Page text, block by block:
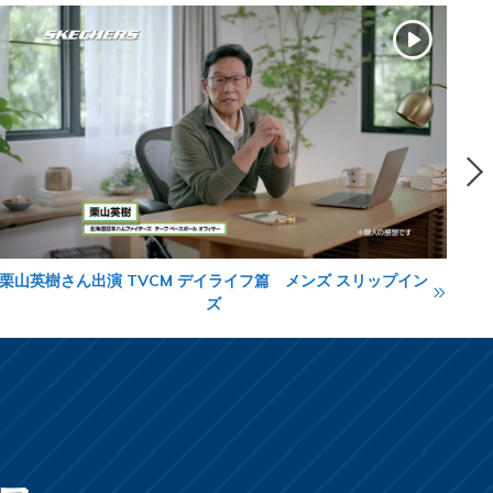
栗山英樹さん出演 TVCM デイライフ篇 メンズ スリップイン
ズ